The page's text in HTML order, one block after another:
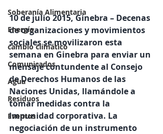
Soberanía Alimentaria
Energía
cambio climático
Comunicados
Agua
Residuos
Eventos
10 de julio 2015, Ginebra – Decenas
de organizaciones y movimientos
sociales se movilizaron esta
semana en Ginebra para enviar un
mensaje contundente al Consejo
de Derechos Humanos de las
Naciones Unidas, llamándole a
tomar medidas contra la
impunidad corporativa. La
negociación de un instrumento